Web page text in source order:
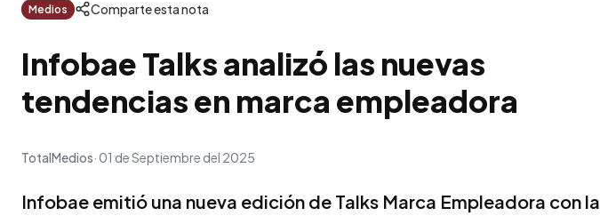
Medios Comparte esta nota
Infobae Talks analizó las nuevas
tendencias en marca empleadora
TotalMedios 01 de Septiembre del 2025
Infobae emitió una nueva edición de Talks Marca Empleadora con la